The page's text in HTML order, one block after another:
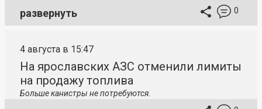
развернуть 0
4 августа в 15:47
На ярославских АЗС отменили лимиты
на продажу топлива
Больше канистры не потребуются.